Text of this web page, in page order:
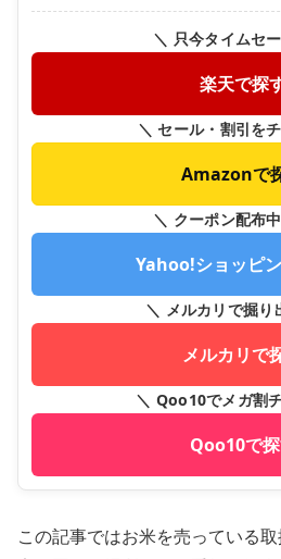
＼ 只今タイムセ
楽天で探
＼ セール・割引を
Amazonで
＼ クーポン配布
Yahoo!ショッピ
＼ メルカリで掘り
メルカリで
＼ Qoo10でメガ割
Qoo10で
この記事ではお米を売っている取